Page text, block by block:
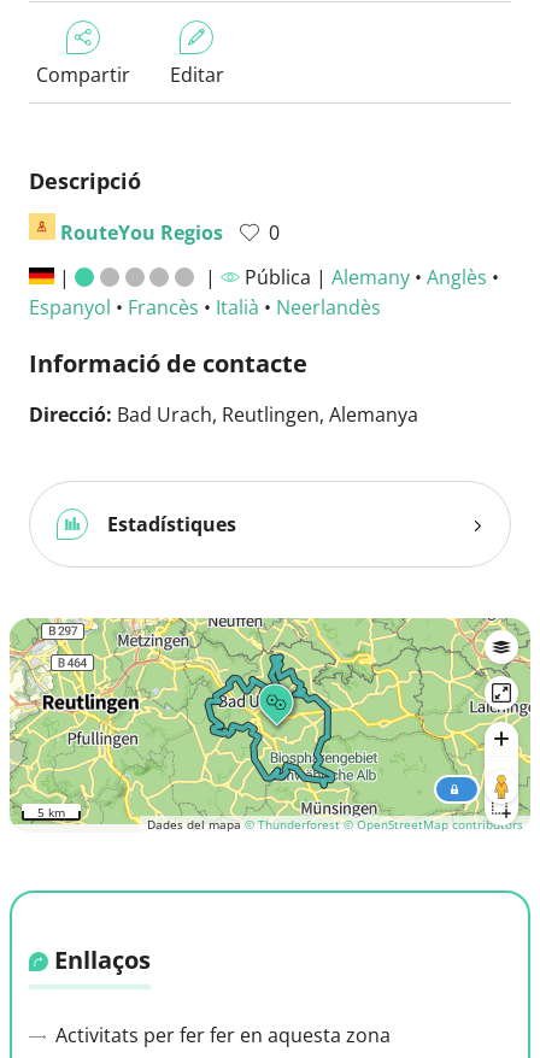
Compartir Editar
Descripció
RouteYou Regios
0
|
| Pública | Alemany• Anglès •
Espanyol • Francès • Italià • Neerlandès
Informació de contacte
Direcció: Bad Urach, Reutlingen, Alemanya
Estadístiques
Dades del mapa© Thunderforest © OpenStreetMap contributors
5 km
Enllaços
Activitats per fer fer en aquesta zona